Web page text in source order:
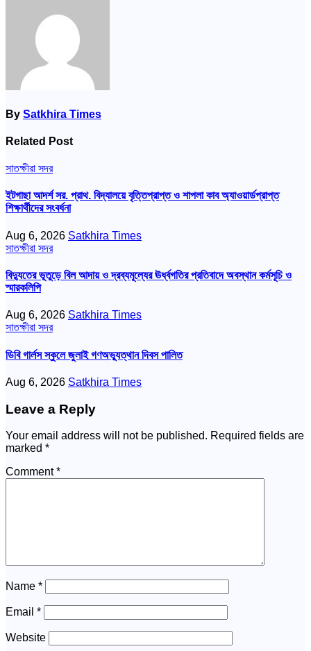
By Satkhira Times
Related Post
সাতক্ষীরা সদর
ইটগাছা আদর্শ সর. প্রাথ. বিদ্যালয়ে বৃত্তিপ্রাপ্ত ও শাপলা কাব অ্যাওয়ার্ডপ্রাপ্ত
শিক্ষার্থীদের সংবর্ধনা
Aug 6, 2026 Satkhira Times
সাতক্ষীরা সদর
বিদ্যুতের ভূতুড়ে বিল আদায় ও দ্রব্যমূল্যের ঊর্ধ্বগতির প্রতিবাদে অবস্থান কর্মসূচি ও
স্মারকলিপি
Aug 6, 2026 Satkhira Times
সাতক্ষীরা সদর
ডিবি গার্লস স্কুলে জুলাই গণঅভ্যুত্থান দিবস পালিত
Aug 6, 2026 Satkhira Times
Leave a Reply
Your email address will not be published. Required fields are
marked *
Comment*
Name *
Email *
Website